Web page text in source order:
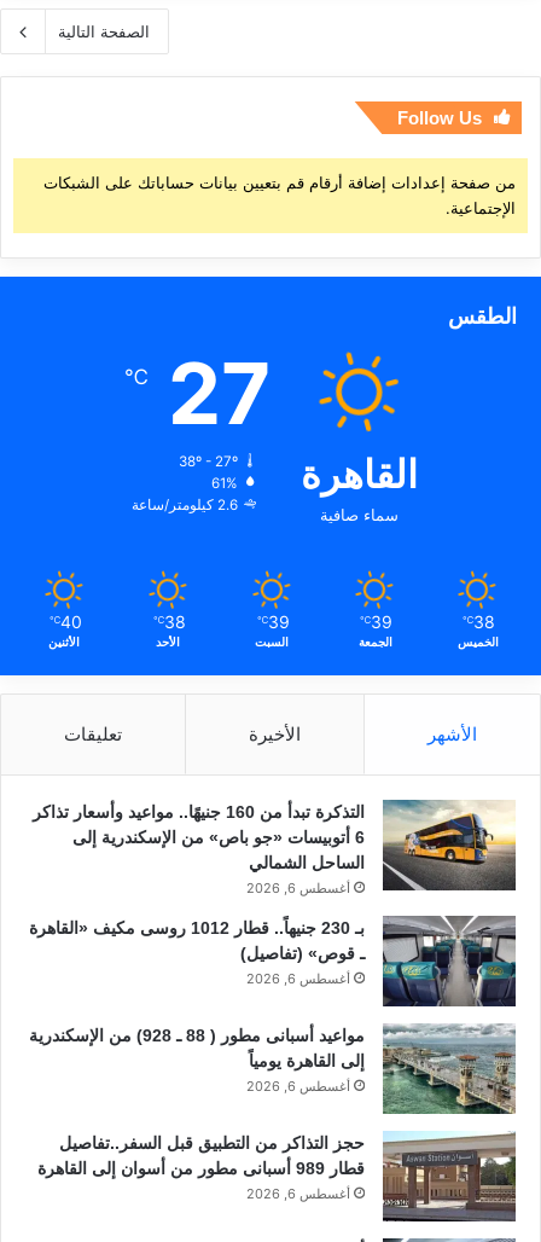
الصفحة التالية
Follow Us
من صفحة إعدادات إضافة أرقام قم بتعيين بيانات حساباتك على الشبكات
الإجتماعية.
الطقس
القاهرة
سماء صافية
27
℃
38º - 27º
61%
2.6 كيلومتر/ساعة
38
℃
الخميس
39
℃
الجمعة
39
℃
السبت
38
℃
الأحد
40
℃
الأثنين
الأشهر الأخيرة تعليقات
التذكرة تبدأ من 160 جنيهًا.. مواعيد وأسعار تذاكر
6 أتوبيسات «جو باص» من الإسكندرية إلى
الساحل الشمالي
أغسطس 6, 2026
بـ 230 جنيهاً.. قطار 1012 روسى مكيف «القاهرة
ـ قوص» (تفاصيل)
أغسطس 6, 2026
مواعيد أسبانى مطور ( 88 ـ 928) من الإسكندرية
إلى القاهرة يومياً
أغسطس 6, 2026
حجز التذاكر من التطبيق قبل السفر..تفاصيل
قطار 989 أسبانى مطور من أسوان إلى القاهرة
أغسطس 6, 2026